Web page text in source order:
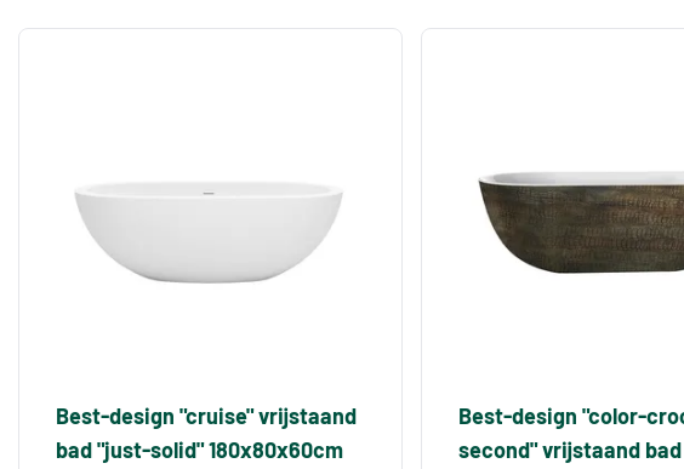
Best-design "cruise" vrijstaand
bad "just-solid" 180x80x60cm
Best-design "color-
second" vrijstaand bad